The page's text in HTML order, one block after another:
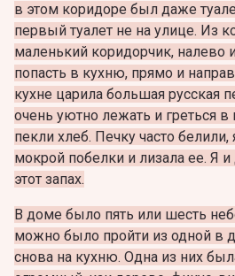
в этом коридоре был даже
первый туалет не на улице. Из
маленький коридорчик, налево
попасть в кухню, прямо и
кухне царила большая русская
очень уютно лежать и греться
пекли хлеб. Печку часто
мокрой побелки и лизала ее. Я
этот запах.
В доме было пять или шесть
можно было пройти из одной в
снова на кухню. Одна из них